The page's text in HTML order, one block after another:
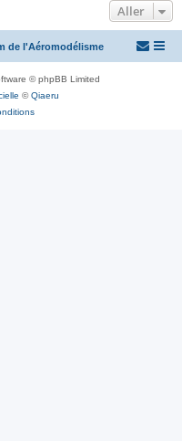
Aller
de l'Aéromodélisme
© phpBB Limited
©Qiaeru